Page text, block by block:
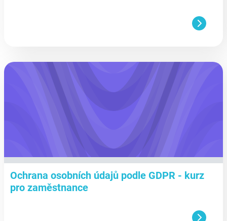
aa
Ochrana osobních údajů podle GDPR - kurz
pro zaměstnance